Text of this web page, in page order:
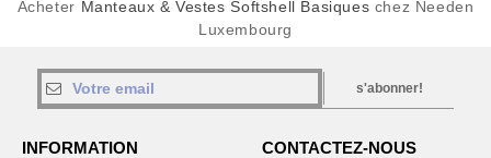
Acheter Manteaux & Vestes Softshell Basiques chez Needen
Luxembourg
s'abonner!
INFORMATION CONTACTEZ-NOUS